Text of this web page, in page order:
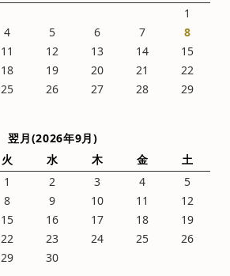
1
4 5 6 7
8
11 12 13 14
15
18 19 20 21
22
25 26 27 28
29
翌月(2026年9月)
火 水 木 金
土
1
2 3 4
5
8 9 10 11
12
15 16 17 18
19
22 23 24 25
26
29
30